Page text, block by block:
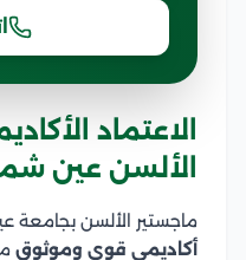
الاعتماد
الألسن عين
ماجستير الألسن
أكاديمي قوي وموثوق